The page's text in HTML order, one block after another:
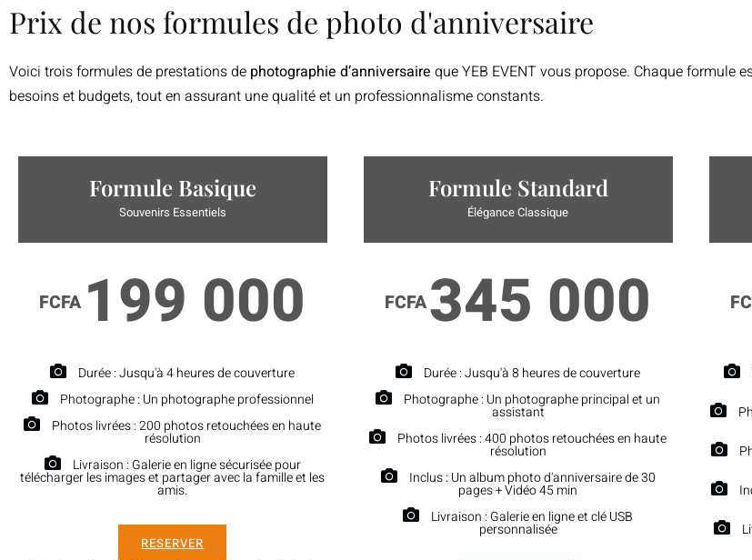
Prix de nos formules de photo d'anniversaire
Voici trois formules de prestations de photographie d’anniversaire que YEB EVENT vous propose. Chaque formule
besoins et budgets, tout en assurant une qualité et un professionnalisme constants.
Formule Basique
Souvenirs Essentiels
FCFA 199 000
Durée : Jusqu'à 4 heures de couverture
Photographe : Un photographe professionnel
Photos livrées : 200 photos retouchées en haute
résolution
Livraison : Galerie en ligne sécurisée pour
télécharger les images et partager avec la famille et les
amis.
RESERVER
Formule Standard
Élégance Classique
FCFA345 000
Durée : Jusqu'à 8 heures de couverture
Photographe : Un photographe principal et un
assistant
Photos livrées : 400 photos retouchées en haute
résolution
Inclus : Un album photo d'anniversaire de 30
pages + Vidéo 45 min
Livraison : Galerie en ligne et clé USB
personnalisée